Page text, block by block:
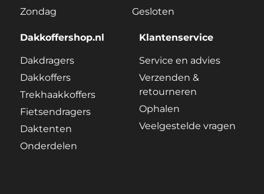
Zondag
Gesloten
Dakkoffershop.nl
Dakdragers
Dakkoffers
Trekhaakkoffers
Fietsendragers
Daktenten
Onderdelen
Klantenservice
Service en advies
Verzenden &
retourneren
Ophalen
Veelgestelde vragen